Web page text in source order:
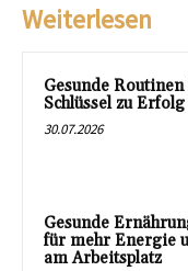
Weiterlesen
Gesunde
Schlüssel zu
30.07.2026
Gesunde
für mehr Energie
am Arbeitsplatz